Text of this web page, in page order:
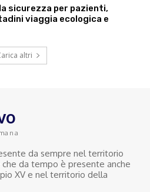
sicurezza per pazienti,
viaggia ecologica e
altri
da sempre nel territorio
da tempo è presente anche
XV e nel territorio della